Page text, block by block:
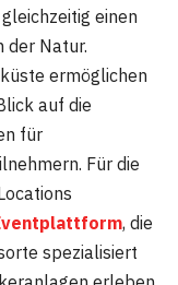
einen
der Natur.
ermöglichen
auf die
für
Für die
, die
spezialisiert